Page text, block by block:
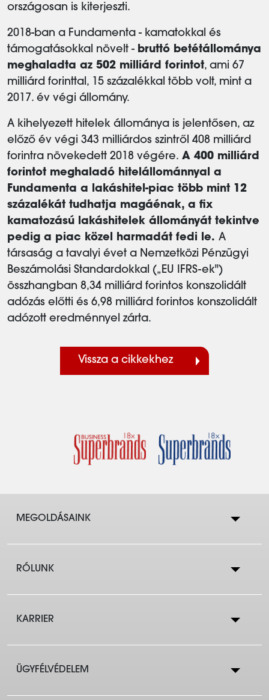
országosan is kiterjeszti.
2018-ban a Fundamenta - kamatokkal és
támogatásokkal növelt - bruttó betétállománya
meghaladta az 502 milliárd forintot, ami 67
milliárd forinttal, 15 százalékkal több volt, mint a
2017. év végi állomány.
A kihelyezett hitelek állománya is jelentősen, az
előző év végi 343 milliárdos szintről 408 milliárd
forintra növekedett 2018 végére. A 400 milliárd
forintot meghaladó hitelállománnyal a
Fundamenta a lakáshitel-piac több mint 12
százalékát tudhatja magáénak, a fix
kamatozású lakáshitelek állományát tekintve
pedig a piac közel harmadát fedi le. A
társaság a tavalyi évet a Nemzetközi Pénzügyi
Beszámolási Standardokkal („EU IFRS-ek")
összhangban 8,34 milliárd forintos konszolidált
adózás előtti és 6,98 milliárd forintos konszolidált
adózott eredménnyel zárta.
Vissza a cikkekhez
MEGOLDÁSAINK
Lakástakarék
RÓLUNK
Cégtörténet
KARRIER
Állások a központban
ÜGYFÉLVÉDELEM